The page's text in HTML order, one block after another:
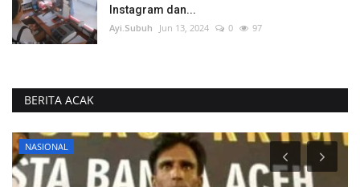
Instagram dan...
Ayi.Subuh Jun 13, 2024 0 97
BERITA ACAK
NASIONAL